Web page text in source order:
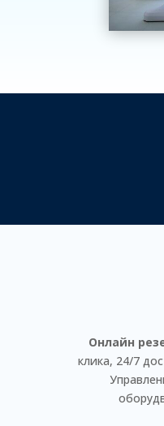
Онлайн
клика, 24/7